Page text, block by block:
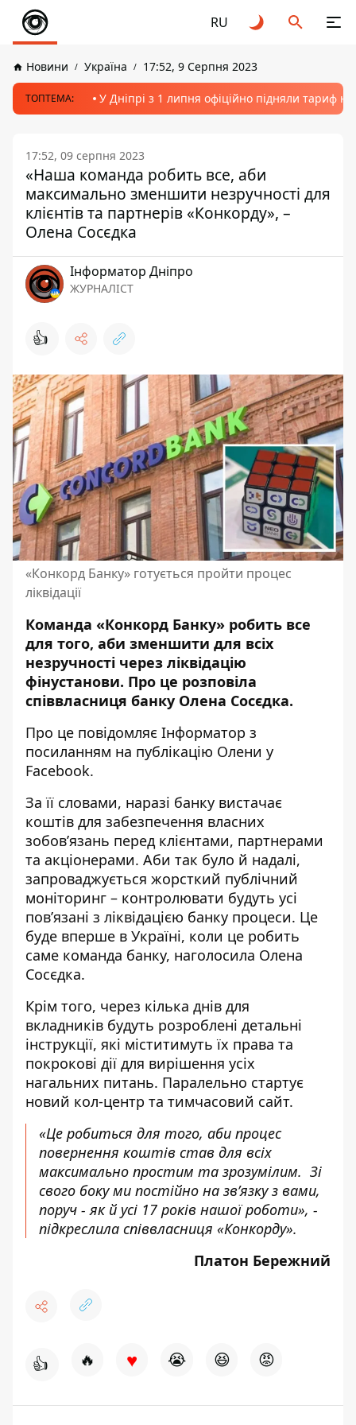
RU
Новини Україна 17:52, 9 Серпня 2023
ТОПТЕМА: У Дніпрі з 1 липня офіційно підняли тариф
17:52, 09 серпня 2023
«Наша команда робить все, аби
максимально зменшити незручності для
клієнтів та партнерів «Конкорду», –
Олена Сосєдка
Інформатор Дніпро
ЖУРНАЛІСТ
👍
«Конкорд Банку» готується пройти процес
ліквідації
Команда «Конкорд Банку» робить все
для того, аби зменшити для всіх
незручності через ліквідацію
фінустанови. Про це розповіла
співвласниця банку Олена Сосєдка.
Про це повідомляє Інформатор з
посиланням на публікацію Олени у
Facebook.
За її словами, наразі банку вистачає
коштів для забезпечення власних
зобов’язань перед клієнтами, партнерами
та акціонерами. Аби так було й надалі,
запроваджується жорсткий публічний
моніторинг – контролювати будуть усі
пов’язані з ліквідацією банку процеси. Це
буде вперше в Україні, коли це робить
саме команда банку, наголосила Олена
Сосєдка.
Крім того, через кілька днів для
вкладників будуть розроблені детальні
інструкції, які міститимуть їх права та
покрокові дії для вирішення усіх
нагальних питань. Паралельно стартує
новий кол-центр та тимчасовий сайт.
«Це робиться для того, аби процес
повернення коштів став для всіх
максимально простим та зрозумілим. Зі
свого боку ми постійно на зв’язку з вами,
поруч - як й усі 17 років нашої роботи», -
підкреслила співвласниця «Конкорду».
Платон Бережний
👍 🔥 ♥ 😭 😆 😡